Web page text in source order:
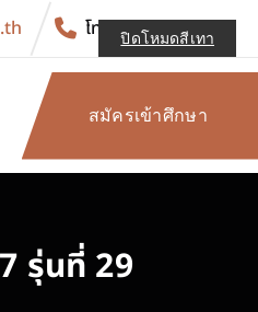
โทร. :044-223011
สมัครเข้าศึกษา
รุ่นที่ 29
ปิดโหมดสีเทา